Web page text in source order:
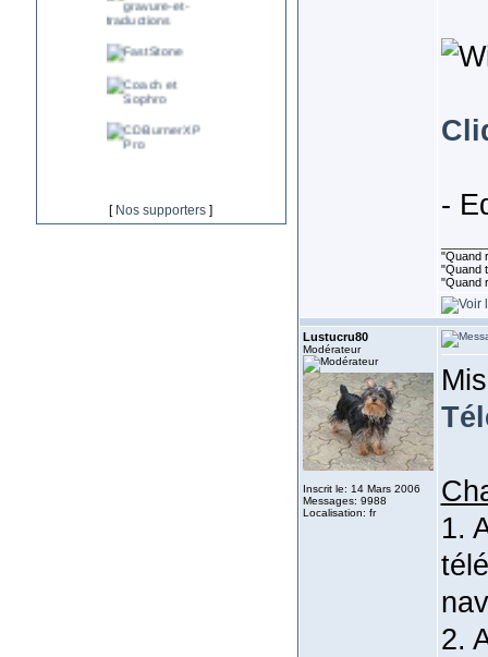
[ Nos supporters ] -
"Quand
"Quand
"Quand
Lustucru80
Modérateur
Inscrit le: 14 Mars 2006
Messages: 9988
Localisation: fr
1.
2.